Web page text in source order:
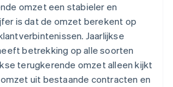
omzet een stabieler en
is dat de omzet berekent op
Jaarlijkse
betrekking op alle soorten
terugkerende omzet alleen kijkt
uit bestaande contracten en